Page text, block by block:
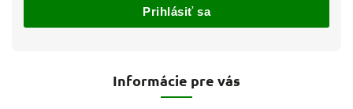
Informácie pre vás
Prihlásiť sa